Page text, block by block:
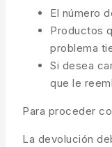
El número
Productos
problema
Si desea
que le
Para proceder
La devolución